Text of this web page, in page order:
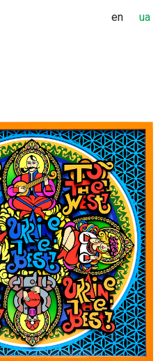
en ua